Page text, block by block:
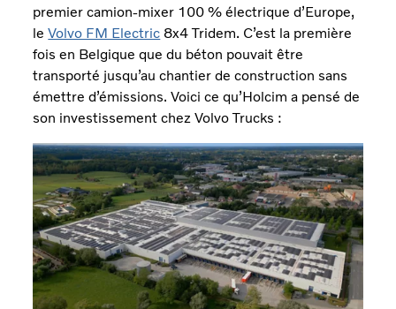
premier camion-mixer 100 % électrique d’Europe,
leVolvo FM Electric 8x4 Tridem. C’est la première
fois en Belgique que du béton pouvait être
transporté jusqu’au chantier de construction sans
émettre d’émissions. Voici ce qu’Holcim a pensé de
son investissement chez Volvo Trucks :